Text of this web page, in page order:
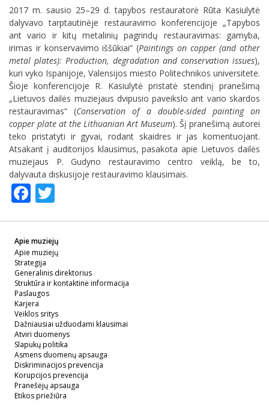
2017 m. sausio 25–29 d. tapybos restauratorė Rūta Kasiulytė
dalyvavo tarptautinėje restauravimo konferencijoje „Tapybos
ant vario ir kitų metalinių pagrindų restauravimas: gamyba,
irimas ir konservavimo iššūkiai“ (Paintings on copper (and other
metal plates): Production, degradation and conservation issues),
kuri vyko Ispanijoje, Valensijos miesto Politechnikos universitete.
Šioje konferencijoje R. Kasiulytė pristatė stendinį pranešimą
„Lietuvos dailės muziejaus dvipusio paveikslo ant vario skardos
restauravimas“ (Conservation of a double-sided painting on
copper plate at the Lithuanian Art Museum). Šį pranešimą autorei
teko pristatyti ir gyvai, rodant skaidres ir jas komentuojant.
Atsakant į auditorijos klausimus, pasakota apie Lietuvos dailės
muziejaus P. Gudyno restauravimo centro veiklą, be to,
dalyvauta diskusijoje restauravimo klausimais.
Facebook
Apie muziejų
Apie muziejų
Strategija
Generalinis direktorius
Struktūra ir kontaktinė informacija
Paslaugos
Karjera
Veiklos sritys
Dažniausiai užduodami klausimai
Atviri duomenys
Slapukų politika
Asmens duomenų apsauga
Diskriminacijos prevencija
Korupcijos prevencija
Pranešėjų apsauga
Etikos priežiūra